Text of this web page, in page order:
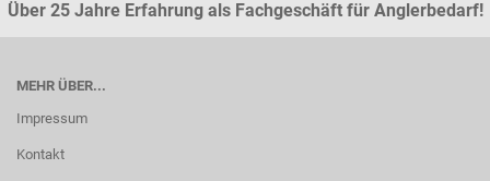
Über 25 Jahre Erfahrung als Fachgeschäft für Anglerbedarf!
MEHR ÜBER...
Impressum
Kontakt